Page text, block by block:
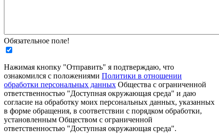
Обязательное поле!
Нажимая кнопку "Отправить" я подтверждаю, что
ознакомился с положениями Политики в отношении
обработки персональных данных Общества с ограниченной
ответственностью "Доступная окружающая среда" и даю
согласие на обработку моих персональных данных, указанных
в форме обращения, в соответствии с порядком обработки,
установленным Обществом с ограниченной
ответственностью "Доступная окружающая среда".